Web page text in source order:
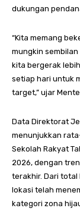
dukungan
“Kita memang
mungkin
kita bergerak
setiap hari untuk
target,” ujar
Data Direktorat
menunjukkan
Sekolah Rakyat
2026, dengan
terakhir. Dari total
lokasi telah
kategori zona